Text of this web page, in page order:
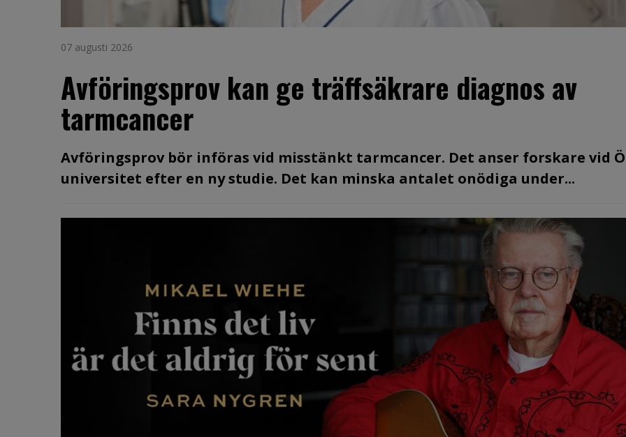
07 augusti 2026
Avföringsprov kan ge träffsäkrare diagnos av
tarmcancer
Avföringsprov bör införas vid misstänkt tarmcancer. Det anser forskare vid
universitet efter en ny studie. Det kan minska antalet onödiga under...